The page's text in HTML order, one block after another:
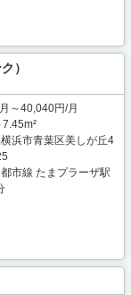
）
～40,040円/月
浜市青葉区美しが丘4
市線 たまプラーザ駅